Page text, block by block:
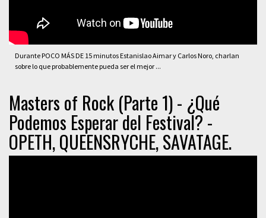
Durante POCO MÁS DE 15 minutos Estanislao Aimar y Carlos Noro, charlan
sobre lo que probablemente pueda ser el mejor ...
Masters of Rock (Parte 1) - ¿Qué
Podemos Esperar del Festival? -
OPETH, QUEENSRYCHE, SAVATAGE.